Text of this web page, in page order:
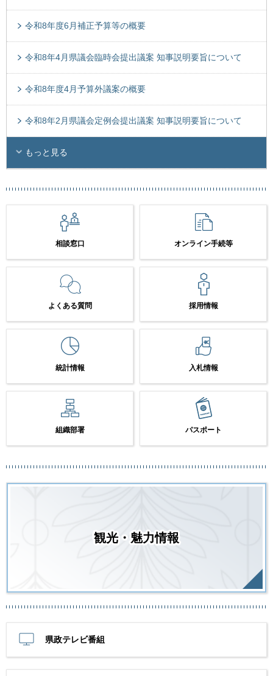
令和8年度6月補正予算等の概要
令和8年4月県議会臨時会提出議案 知事説明要旨について
令和8年度4月予算外議案の概要
令和8年2月県議会定例会提出議案 知事説明要旨について
もっと見る
相談窓口 オンライン手続等
よくある質問 採用情報
統計情報 入札情報
組織部署 パスポート
観光・魅力情報
県政テレビ番組